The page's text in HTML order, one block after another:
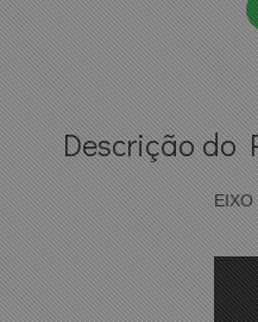
Descrição do
EIXO